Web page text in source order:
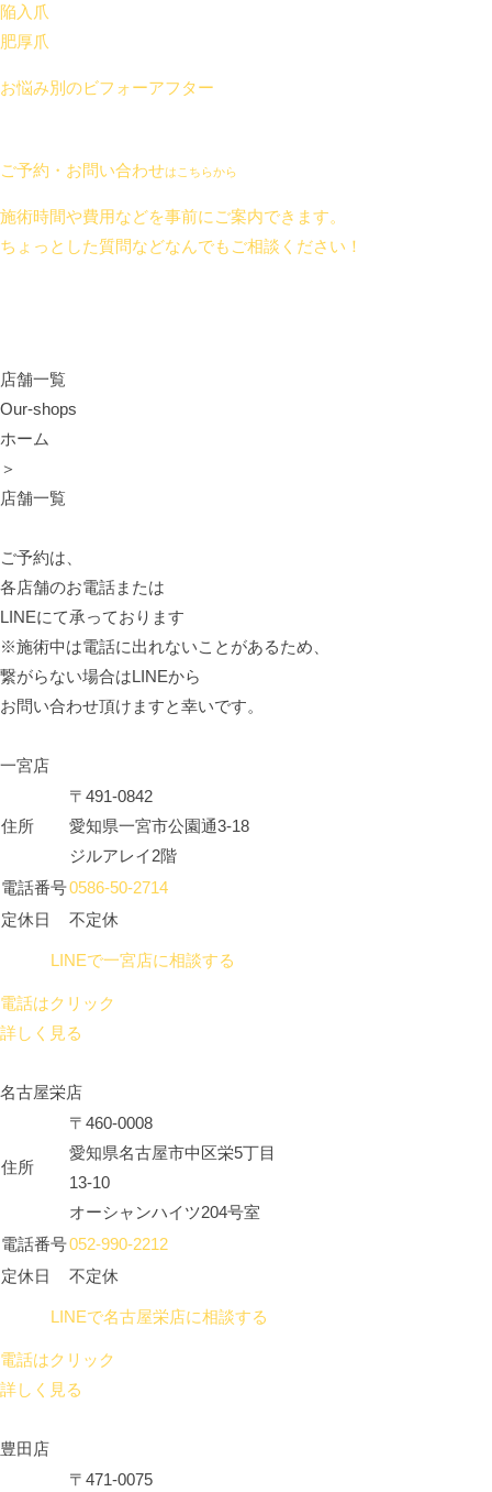
陥入爪
肥厚爪
お悩み別のビフォーアフター
ご予約・お問い合わせはこちらから
施術時間や費用などを事前にご案内できます。
ちょっとした質問などなんでもご相談ください！
店舗一覧
Our-shops
ホーム
＞
店舗一覧
ご予約は、
各店舗のお電話または
LINEにて承っております
※施術中は電話に出れないことがあるため、
繋がらない場合はLINEから
お問い合わせ頂けますと幸いです。
一宮店
住所
〒491-0842
愛知県一宮市公園通3-18
ジルアレイ2階
電話番号0586-50-2714
定休日
不定休
LINEで一宮店に相談する
電話はクリック
詳しく見る
名古屋栄店
住所
〒460-0008
愛知県名古屋市中区栄5丁目
13-10
オーシャンハイツ204号室
電話番号052-990-2212
定休日
不定休
LINEで名古屋栄店に相談する
電話はクリック
詳しく見る
豊田店
〒471-0075